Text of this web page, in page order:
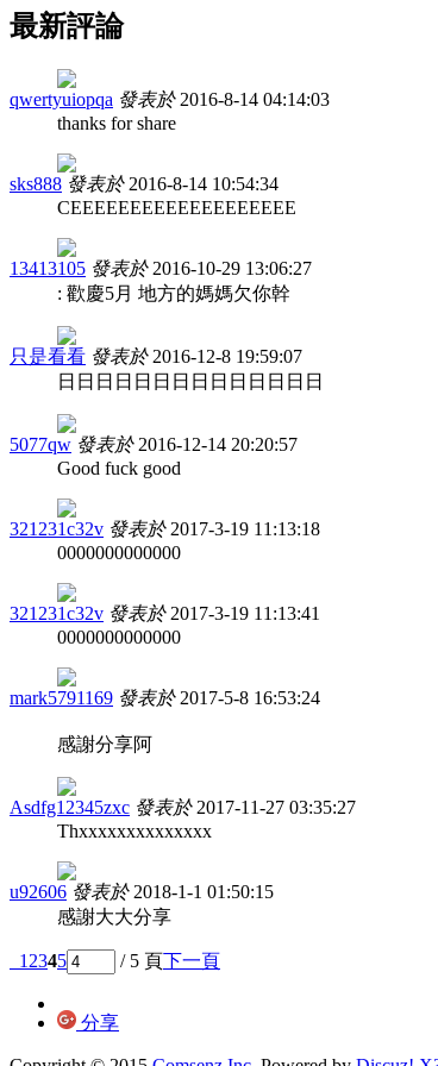
最新評論
qwertyuiopqa 發表於 2016-8-14 04:14:03
thanks for share
sks888 發表於 2016-8-14 10:54:34
CEEEEEEEEEEEEEEEEEEE
13413105 發表於 2016-10-29 13:06:27
: 歡慶5月 地方的媽媽欠你幹
只是看看 發表於 2016-12-8 19:59:07
日日日日日日日日日日日日日日
5077qw 發表於 2016-12-14 20:20:57
Good fuck good
321231c32v 發表於 2017-3-19 11:13:18
0000000000000
321231c32v 發表於 2017-3-19 11:13:41
0000000000000
mark5791169 發表於 2017-5-8 16:53:24
感謝分享阿
Asdfg12345zxc 發表於 2017-11-27 03:35:27
Thxxxxxxxxxxxxxx
u92606 發表於 2018-1-1 01:50:15
感謝大大分享
1 2345 / 5 頁下一頁
分享